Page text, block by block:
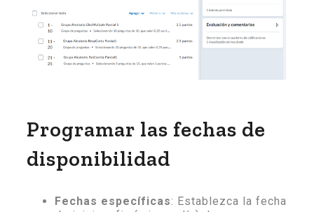
Programar las fechas de
disponibilidad
Fechas específicas: Establezca la fecha